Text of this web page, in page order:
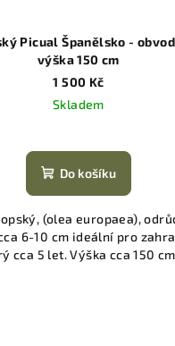
Picual Španělsko - obvod
výška 150 cm
1 500 Kč
Skladem
Do košíku
(olea europaea),
6-10 cm ideální pro
cca 5 let. Výška cca 150